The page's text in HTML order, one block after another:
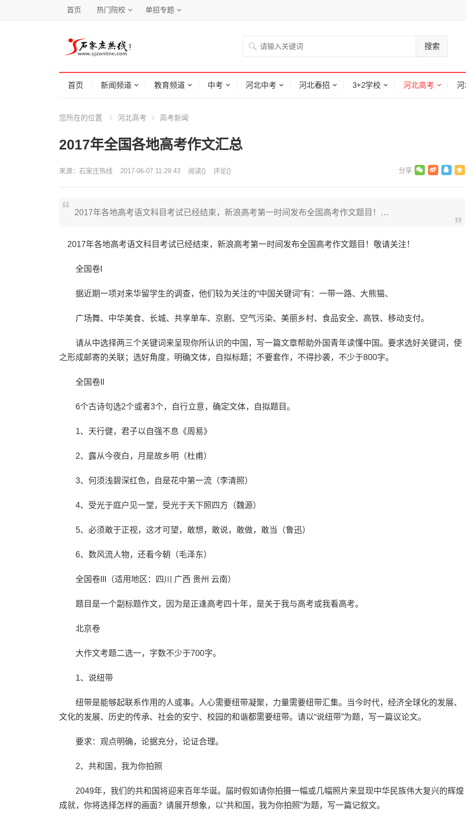
首页 热门院校 单招专题
搜索
首页 新闻频道 教育频道 中考 河北中考 河北春招 3+2学校 河北高考 河
您所在的位置 河北高考 高考新闻
2017年全国各地高考作文汇总
来源： 石家庄热线 2017-06-07 11:29:43 阅读() 评论()
2017年各地高考语文科目考试已经结束，新浪高考第一时间发布全国高考作文题目！…
2017年各地高考语文科目考试已经结束，新浪高考第一时间发布全国高考作文题目！敬请关注！
全国卷I
据近期一项对来华留学生的调查，他们较为关注的“中国关键词”有：一带一路、大熊猫、
广场舞、中华美食、长城、共享单车、京剧、空气污染、美丽乡村、食品安全、高铁、移动支付。
请从中选择两三个关键词来呈现你所认识的中国，写一篇文章帮助外国青年读懂中国。要求选好关键词，使
之形成邮寄的关联；选好角度，明确文体，自拟标题；不要套作，不得抄袭，不少于800字。
全国卷II
6个古诗句选2个或者3个，自行立意，确定文体，自拟题目。
1、天行健，君子以自强不息《周易》
2、露从今夜白，月是故乡明（杜甫）
3、何须浅碧深红色，自是花中第一流（李清照）
4、受光于庭户见一堂，受光于天下照四方（魏源）
5、必须敢于正视，这才可望，敢想，敢说，敢做，敢当（鲁迅）
6、数风流人物，还看今朝（毛泽东）
全国卷III（适用地区：四川 广西 贵州 云南）
题目是一个副标题作文，因为是正逢高考四十年，是关于我与高考或我看高考。
北京卷
大作文考题二选一，字数不少于700字。
1、说纽带
纽带是能够起联系作用的人或事。人心需要纽带凝聚，力量需要纽带汇集。当今时代，经济全球化的发展、
文化的发展、历史的传承、社会的安宁、校园的和谐都需要纽带。请以“说纽带”为题，写一篇议论文。
要求：观点明确，论据充分，论证合理。
2、共和国，我为你拍照
2049年，我们的共和国将迎来百年华诞。届时假如请你拍摄一幅或几幅照片来显现中华民族伟大复兴的辉煌
成就，你将选择怎样的画面？请展开想象，以“共和国，我为你拍照”为题，写一篇记叙文。